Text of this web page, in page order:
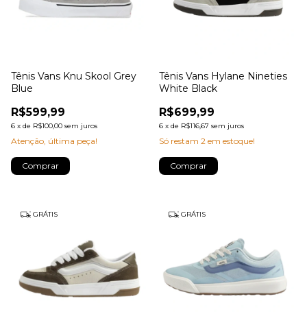
Tênis Vans Knu Skool Grey
Blue
R$599,99
6 x de R$100,00 sem juros
Atenção, última peça!
Comprar
Tênis Vans Hylane Nineties
White Black
R$699,99
6 x de R$116,67 sem juros
Só restam 2 em estoque!
Comprar
GRÁTIS GRÁTIS